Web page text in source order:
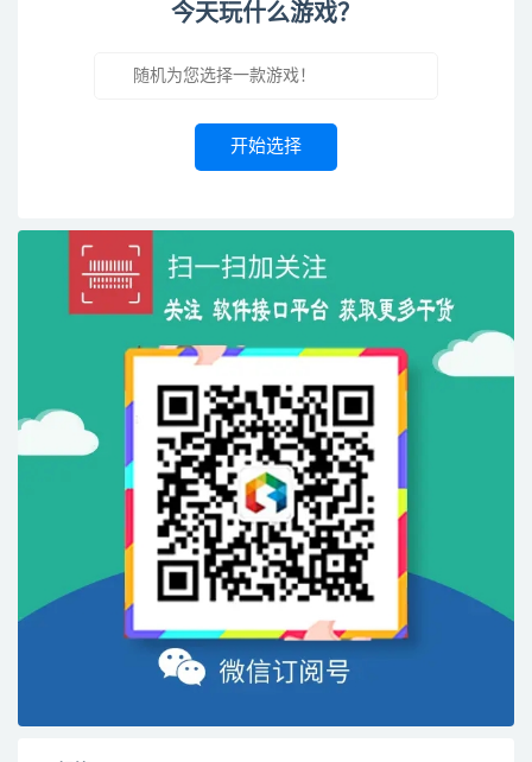
今天玩什么游戏？
开始选择